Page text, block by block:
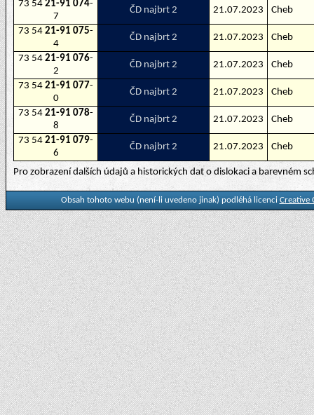
73 54 21-91 074-
7
ČD najbrt 2 21.07.2023
Cheb
73 54 21-91 075-
4
ČD najbrt 2 21.07.2023
Cheb
73 54 21-91 076-
2
ČD najbrt 2 21.07.2023
Cheb
73 54 21-91 077-
0
ČD najbrt 2 21.07.2023
Cheb
73 54 21-91 078-
8
ČD najbrt 2 21.07.2023
Cheb
73 54 21-91 079-
6
ČD najbrt 2 21.07.2023 Cheb
Pro zobrazení dalších údajů a historických dat o dislokaci a barevném
Obsah tohoto webu (není-li uvedeno jinak) podléhá licenci Creative